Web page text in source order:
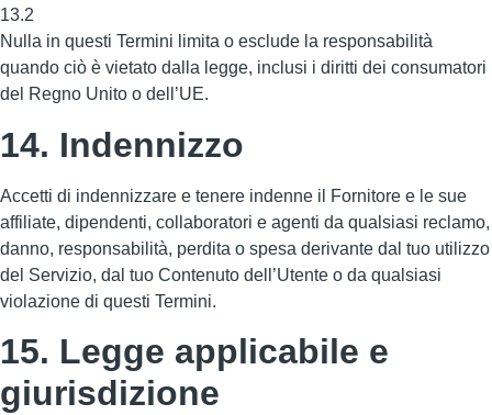
13.2
Nulla in questi Termini limita o esclude la responsabilità
quando ciò è vietato dalla legge, inclusi i diritti dei consumatori
del Regno Unito o dell’UE.
14. Indennizzo
Accetti di indennizzare e tenere indenne il Fornitore e le sue
affiliate, dipendenti, collaboratori e agenti da qualsiasi reclamo,
danno, responsabilità, perdita o spesa derivante dal tuo utilizzo
del Servizio, dal tuo Contenuto dell’Utente o da qualsiasi
violazione di questi Termini.
15. Legge applicabile e
giurisdizione